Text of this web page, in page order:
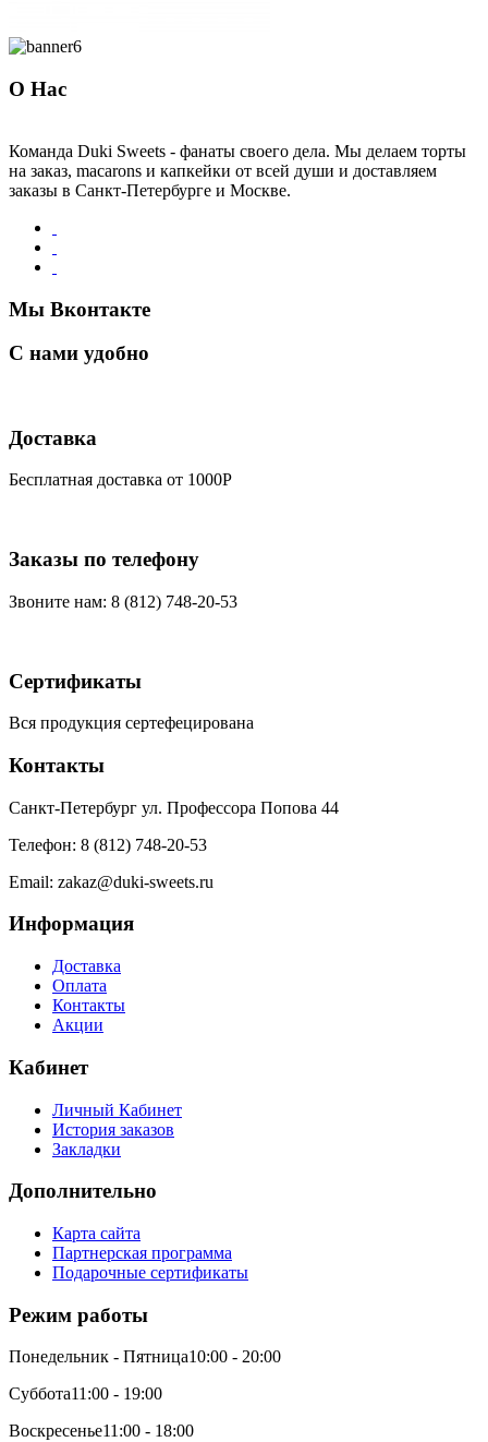
О Нас
Команда Duki Sweets - фанаты своего дела. Мы делаем торты
на заказ, macarons и капкейки от всей души и доставляем
заказы в Санкт-Петербурге и Москве.
Мы Вконтакте
С нами удобно
Доставка
Бесплатная доставка от 1000Р
Заказы по телефону
Звоните нам: 8 (812) 748-20-53
Сертификаты
Вся продукция сертефецирована
Контакты
Санкт-Петербург ул. Профессора Попова 44
Телефон: 8 (812) 748-20-53
Email: zakaz@duki-sweets.ru
Информация
Доставка
Оплата
Контакты
Акции
Кабинет
Личный Кабинет
История заказов
Закладки
Дополнительно
Карта сайта
Партнерская программа
Подарочные сертификаты
Режим работы
Понедельник - Пятница10:00 - 20:00
Суббота11:00 - 19:00
Воскресенье11:00 - 18:00